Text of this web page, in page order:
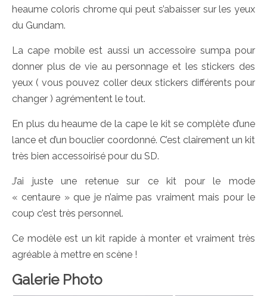
heaume coloris chrome qui peut s’abaisser sur les yeux
du Gundam.
La cape mobile est aussi un accessoire sumpa pour
donner plus de vie au personnage et les stickers des
yeux ( vous pouvez coller deux stickers différents pour
changer ) agrémentent le tout.
En plus du heaume de la cape le kit se complète d’une
lance et d’un bouclier coordonné. C’est clairement un kit
très bien accessoirisé pour du SD.
J’ai juste une retenue sur ce kit pour le mode
« centaure » que je n’aime pas vraiment mais pour le
coup c’est très personnel.
Ce modèle est un kit rapide à monter et vraiment très
agréable à mettre en scène !
Galerie Photo